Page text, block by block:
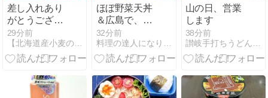
差し入れあり
がとうござい
ます！（７日
29分前
【北海道産小麦のベーグル キートス】
ほぼ野菜天丼
＆広島で、眠
くて退屈そう
な総理＆冷や
汁風ごはん＆
サイル＆角煮
おにぎり弁当
32分前
山の日、営業
します
38分前